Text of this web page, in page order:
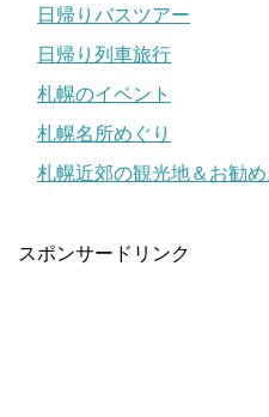
日帰りバスツアー
日帰り列車旅行
札幌のイベント
札幌名所めぐり
札幌近郊の観光地＆お勧め
スポンサードリンク